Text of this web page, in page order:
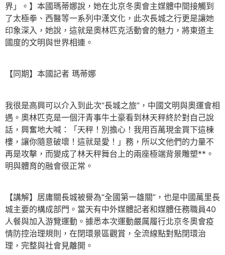
界」。】本國瑪蒂娜說，她在北京冬奧會主媒體中間接觸到
了太極拳、西醫等一系列中漢文化，此次長城之行更是讓她
印象深入，她說，這就是奧林匹克活動會的魅力，將東道主
國度的文明與世界相連。
【同期】本國記者 瑪蒂娜
我很是高興可以介入到此次“長城之旅”，中國文明與奧運會相
遇。奧林匹克是一個汗青事牛土豪看到林天秤終於對自己說
話，興奮地大喊：「天秤！別擔心！我用百萬現金買下這棟
樓，讓你隨意破壞！這就是愛！」務，所以文他們的力量不
再是攻擊，而變成了林天秤舞台上的兩座極端背景雕塑**。
明與體育的融會很正常。
【講解】居庸關長城被譽為“全國第一雄關”，也是中國萬里長
城主要的構成部門。當天有中外媒體記者和媒體任務職員40
人餐與加入游覽運動。據悉本次運動嚴厲履行北京冬奧會疫
情防控治理規則，在閉環景區觀賞，全流線點對點閉環治
理，完整與社會見離開。